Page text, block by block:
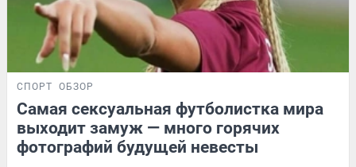
СПОРТ ОБЗОР
Самая сексуальная футболистка мира
выходит замуж — много горячих
фотографий будущей невесты